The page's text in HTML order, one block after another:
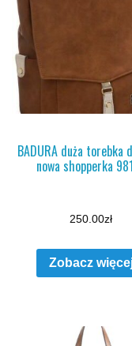
BADURA duża torebka
nowa shopperka
250.00zł
Zobacz